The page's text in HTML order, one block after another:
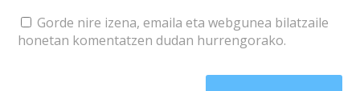
Gorde nire izena, emaila eta webgunea bilatzaile
honetan komentatzen dudan hurrengorako.